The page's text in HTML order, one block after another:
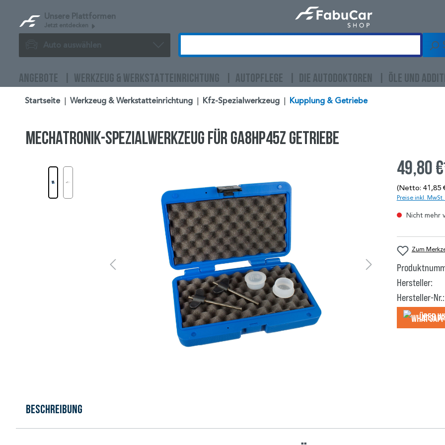
Unsere Plattformen
Jetzt entdecken
Auto auswählen
ANGEBOTE WERKZEUG & WERKSTATTEINRICHTUNG AUTOPFLEGE DIE AUTODOKTOREN ÖLE UND
Startseite Werkzeug & Werkstatteinrichtung Kfz-Spezialwerkzeug Kupplung & Getriebe
Mechatronik-Spezialwerkzeug für GA8HP45Z Getriebe
49,80
(Netto: 41,85
Preise inkl.
Nicht mehr
Zum
Hersteller:
Hersteller-Nr.:
Über
Beschreibung